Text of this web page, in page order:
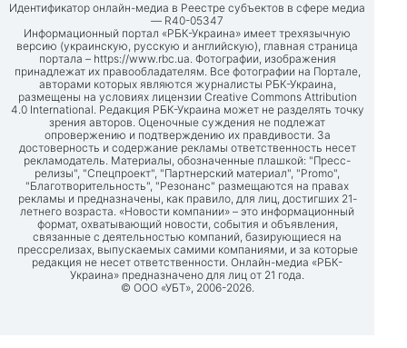
Идентификатор онлайн-медиа в Реестре субъектов в сфере медиа
— R40-05347
Информационный портал «РБК-Украина» имеет трехязычную
версию (украинскую, русскую и английскую), главная страница
портала – https://www.rbc.ua. Фотографии, изображения
принадлежат их правообладателям. Все фотографии на Портале,
авторами которых являются журналисты РБК-Украина,
размещены на условиях лицензии Creative Commons Attribution
4.0 International. Редакция РБК-Украина может не разделять точку
зрения авторов. Оценочные суждения не подлежат
опровержению и подтверждению их правдивости. За
достоверность и содержание рекламы ответственность несет
рекламодатель. Материалы, обозначенные плашкой: "Пресс-
релизы", "Спецпроект", "Партнерский материал", "Promo",
"Благотворительность", "Резонанс" размещаются на правах
рекламы и предназначены, как правило, для лиц, достигших 21-
летнего возраста. «Новости компании» – это информационный
формат, охватывающий новости, события и объявления,
связанные с деятельностью компаний, базирующиеся на
прессрелизах, выпускаемых самими компаниями, и за которые
редакция не несет ответственности. Онлайн-медиа «РБК-
Украина» предназначено для лиц от 21 года.
© ООО «УБТ», 2006-2026.